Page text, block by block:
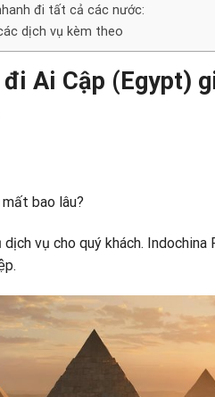
đi tất cả các nước:
dịch vụ kèm theo
Ai Cập (Egypt)
bao lâu?
vụ cho quý khách. Indochina